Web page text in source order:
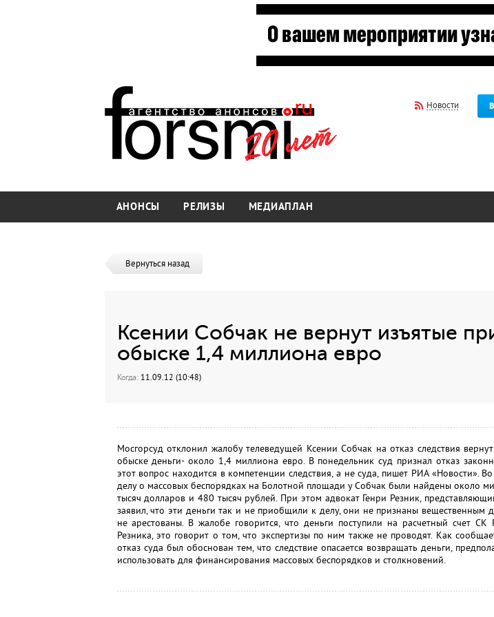
Новости
АНОНСЫ РЕЛИЗЫ МЕДИАПЛАН
Вернуться назад
Ксении Собчак не вернут изъятые
обыске 1,4 миллиона евро
Когда: 11.09.12 (10:48)
Мосгорсуд отклонил жалобу телеведущей Ксении Собчак на отказ следствия
обыске деньги- около 1,4 миллиона евро. В понедельник суд признал отказ
этот вопрос находится в компетенции следствия, а не суда, пишет РИА «Новости».
делу о массовых беспорядках на Болотной площади у Собчак были найдены около
тысяч долларов и 480 тысяч рублей. При этом адвокат Генри Резник,
заявил, что эти деньги так и не приобщили к делу, они не признаны вещественным
не арестованы. В жалобе говорится, что деньги поступили на расчетный счет
Резника, это говорит о том, что экспертизы по ним также не проводят. Как
отказ суда был обоснован тем, что следствие опасается возвращать деньги,
использовать для финансирования массовых беспорядков и столкновений.